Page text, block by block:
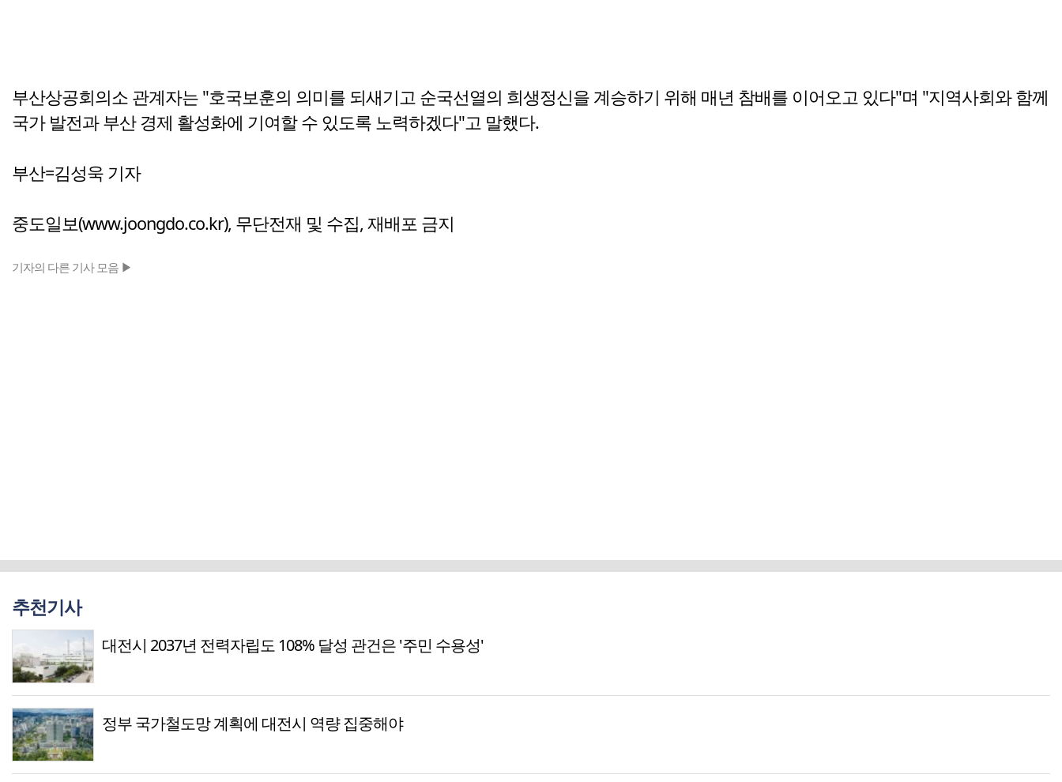
부산상공회의소 관계자는 "호국보훈의 의미를 되새기고 순국선열의 희생정신을 계승하기 위해 매년 참배를 이어오고 있다"며 "지역사회와 함께
국가 발전과 부산 경제 활성화에 기여할 수 있도록 노력하겠다"고 말했다.
부산=김성욱 기자
중도일보(www.joongdo.co.kr), 무단전재 및 수집, 재배포 금지
기자의 다른 기사 모음 ▶
추천기사
대전시 2037년 전력자립도 108% 달성 관건은 '주민 수용성'
정부 국가철도망 계획에 대전시 역량 집중해야